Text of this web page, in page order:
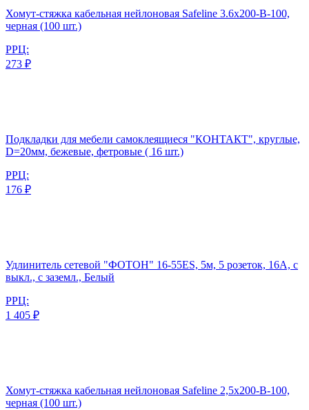
Хомут-стяжка кабельная нейлоновая Safeline 3.6x200-В-100,
черная (100 шт.)
РРЦ:
273 ₽
Подкладки для мебели самоклеящиеся "КОНТАКТ", круглые,
D=20мм, бежевые, фетровые ( 16 шт.)
РРЦ:
176 ₽
Удлинитель сетевой "ФОТОН" 16-55ЕS, 5м, 5 розеток, 16А, с
выкл., с заземл., Белый
РРЦ:
1 405 ₽
Хомут-стяжка кабельная нейлоновая Safeline 2,5x200-В-100,
черная (100 шт.)